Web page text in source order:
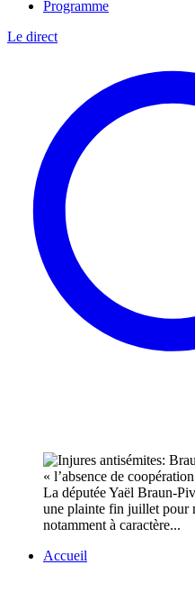
Programme
Le direct
La députée Yaël Braun-
une plainte fin juillet pour
notamment à caractère...
Accueil